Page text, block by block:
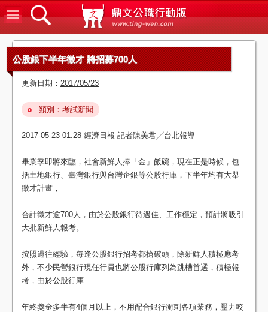
鼎文公
公股銀下半年徵才 將招募700人
更新日期： 2017/05/23
類別：考試新聞
2017-05-23 01:28 經濟日報 記者陳美君╱台北報導
畢業季即將來臨，社會新鮮人捧「金」飯碗，現在正是時候，包
括土地銀行、臺灣銀行與台灣企銀等公股行庫，下半年均有大舉
徵才計畫，
合計徵才逾700人，由於公股銀行待遇佳、工作穩定，預計將吸引
大批新鮮人報考。
按照過往經驗，每逢公股銀行招考都搶破頭，除新鮮人積極應考
外，不少民營銀行現任行員也將公股行庫列為跳槽首選，積極報
考，由於公股行庫
年終獎金多半有4個月以上，不用配合銀行衝刺各項業務，壓力較